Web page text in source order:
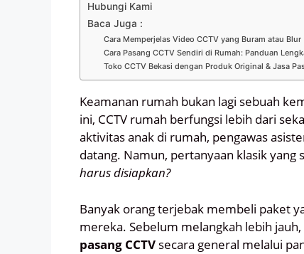
Hubungi Kami
Baca Juga :
Cara Memperjelas Video CCTV yang Buram atau Blur
Cara Pasang CCTV Sendiri di Rumah: Panduan
Toko CCTV Bekasi dengan Produk Original & Jasa
Keamanan rumah bukan lagi sebuah
ini, CCTV rumah berfungsi lebih dari
aktivitas anak di rumah, pengawas
datang. Namun, pertanyaan klasik yang
harus disiapkan?
Banyak orang terjebak membeli paket
mereka. Sebelum melangkah lebih
pasang CCTV secara general melalui